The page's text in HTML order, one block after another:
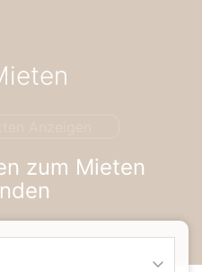
zum Mieten